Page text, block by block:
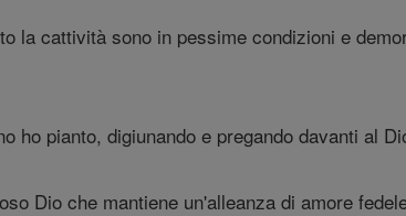
la cattività sono in pessime condizioni e
ho pianto, digiunando e pregando davanti al
Dio che mantiene un'alleanza di amore